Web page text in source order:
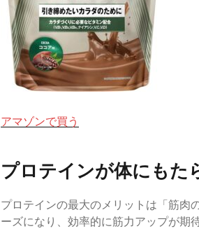
アマゾンで買う
プロテインが体にもた
プロテインの最大のメリットは「筋肉
ーズになり、効率的に筋力アップが期